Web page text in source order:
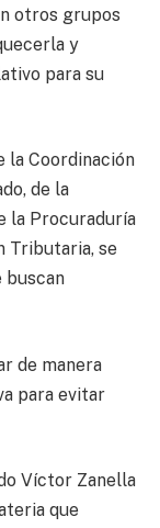
otros grupos
y
para su
la Coordinación
de la
la Procuraduría
Tributaria, se
buscan
de manera
para evitar
Víctor Zanella
que